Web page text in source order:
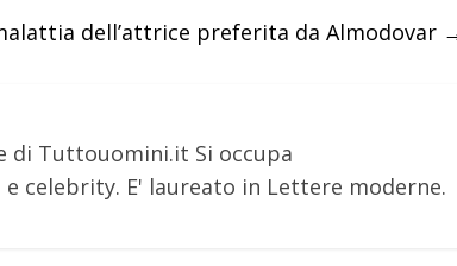
dell’attrice preferita da Almodovar
di Tuttouomini.it Si occupa
celebrity. E' laureato in Lettere moderne.